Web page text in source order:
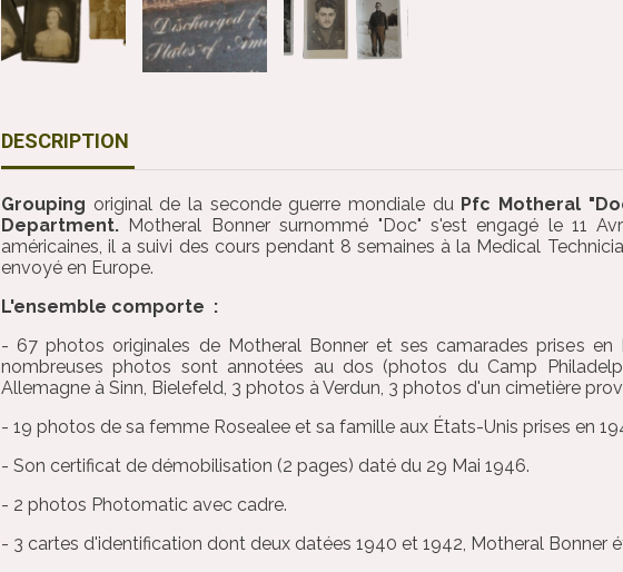
DESCRIPTION
Grouping original de la seconde guerre mondiale du Pfc Motheral
Department. Motheral Bonner surnommé "Doc" s'est engagé le 11
américaines, il a suivi des cours pendant 8 semaines à la Medical
envoyé en Europe.
L'ensemble comporte :
- 67 photos originales de Motheral Bonner et ses camarades prises
nombreuses photos sont annotées au dos (photos du Camp
Allemagne à Sinn, Bielefeld, 3 photos à Verdun, 3 photos d'un cimetière
- 19 photos de sa femme Rosealee et sa famille aux États-Unis prises en
- Son certificat de démobilisation (2 pages) daté du 29 Mai 1946.
- 2 photos Photomatic avec cadre.
- 3 cartes d'identification dont deux datées 1940 et 1942, Motheral Bonner